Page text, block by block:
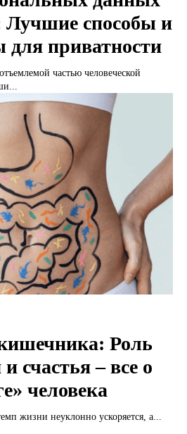
Лучшие способы и
для приватности
частью человеческой
Роль
счастья – все о
человека
жизни неуклонно ускоряется, а...